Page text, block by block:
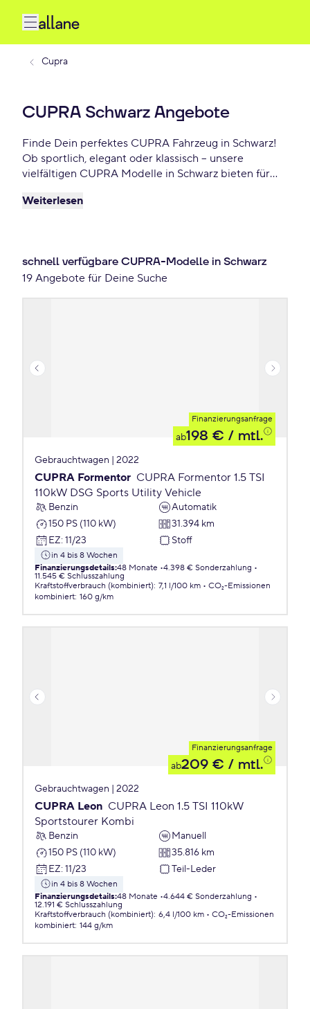
Cupra
CUPRA Schwarz Angebote
Finde Dein perfektes CUPRA Fahrzeug in Schwarz!
Ob sportlich, elegant oder klassisch – unsere
vielfältigen CUPRA Modelle in Schwarz bieten für
Traumauto und profitiere von flexiblen Leasing- oder
Weiterlesen
schnell verfügbare CUPRA-Modelle in Schwarz
19 Angebote für Deine Suche
Finanzierungsanfrage
ab198 € / mtl.
Gebrauchtwagen | 2022
CUPRA Formentor CUPRA Formentor 1.5 TSI
110kW DSG Sports Utility Vehicle
Benzin
Automatik
150 PS (110 kW)
31.394 km
EZ: 11/23 Stoff
in 4 bis 8 Wochen
Finanzierungsdetails:48 Monate 4.398 € Sonderzahlung
11.545 € Schlusszahlung
Kraftstoffverbrauch (kombiniert): 7,1 l/100 km
CO₂-Emissionen
kombiniert: 160 g/km
Finanzierungsanfrage
ab209 € / mtl.
Gebrauchtwagen | 2022
CUPRA Leon CUPRA Leon 1.5 TSI 110kW
Sportstourer Kombi
Benzin
Manuell
150 PS (110 kW)
35.816 km
EZ: 11/23 Teil-Leder
in 4 bis 8 Wochen
Finanzierungsdetails:48 Monate 4.644 € Sonderzahlung
12.191 € Schlusszahlung
Kraftstoffverbrauch (kombiniert): 6,4 l/100 km
CO₂-Emissionen
kombiniert: 144 g/km